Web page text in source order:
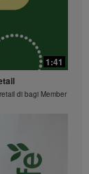
1:41
di bagi Member